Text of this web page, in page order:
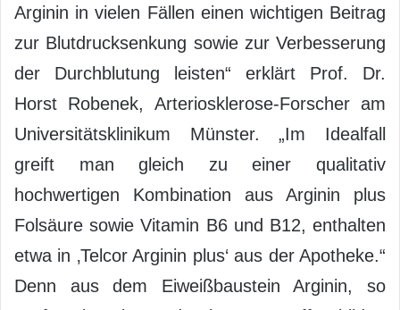
Arginin in vielen Fällen einen wichtigen Beitrag
zur Blutdrucksenkung sowie zur Verbesserung
der Durchblutung leisten“ erklärt Prof. Dr.
Horst Robenek, Arteriosklerose-Forscher am
Universitätsklinikum Münster. „Im Idealfall
greift man gleich zu einer qualitativ
hochwertigen Kombination aus Arginin plus
Folsäure sowie Vitamin B6 und B12, enthalten
etwa in ‚Telcor Arginin plus‘ aus der Apotheke.“
Denn aus dem Eiweißbaustein Arginin, so